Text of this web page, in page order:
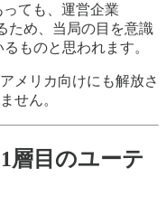
ても、運営企業
ため、当局の目を意識
ものと思われます。
メリカ向けにも解放さ
せん。
層目のユーテ